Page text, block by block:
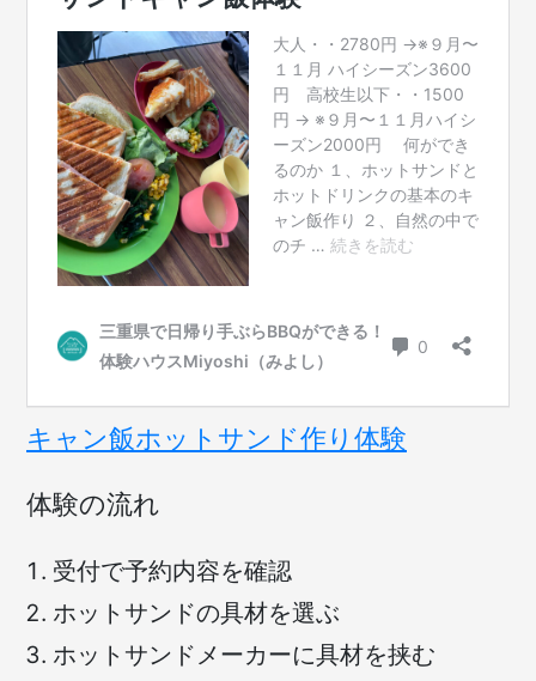
キャン飯ホットサンド作り体験
体験の流れ
受付で予約内容を確認
ホットサンドの具材を選ぶ
ホットサンドメーカーに具材を挟む